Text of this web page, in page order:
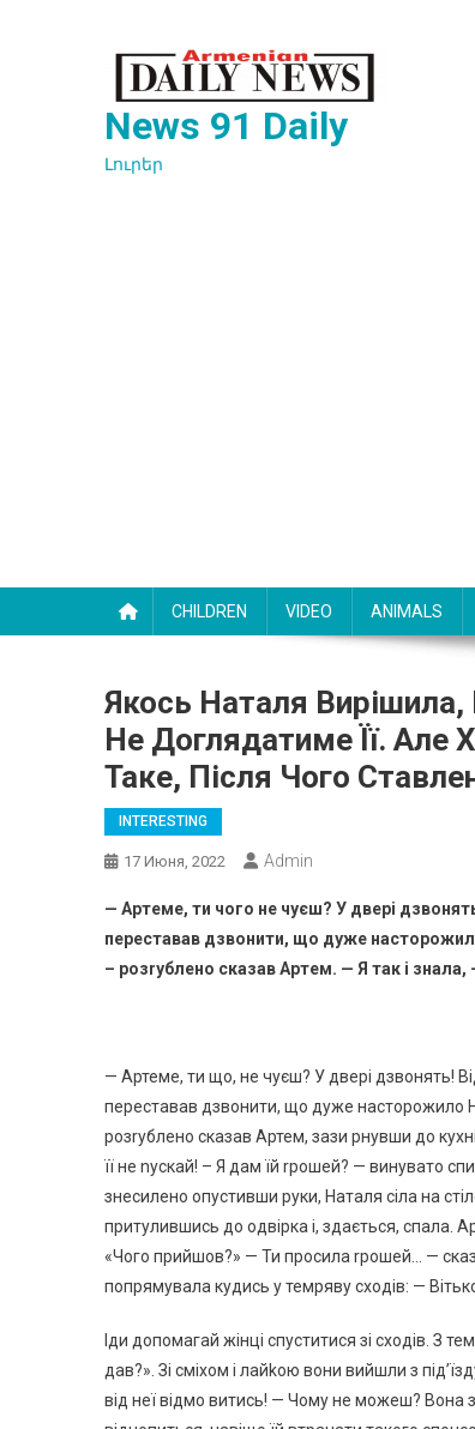
News 91 Daily
Լուրեր
CHILDREN VIDEO ANIMALS
Якось Наталя
Не Доглядатиме Її. Але
Таке, Після Чого
INTERESTING
17 Июня, 2022 Admin
— Артеме, ти чого не чуєш? У двері
переставав дзвонити, що дуже
– розrублено сказав Артем. — Я так і знала,
— Артеме, ти що, не чуєш? У двері дзвонять!
переставав дзвонити, що дуже насторожило
розrублено сказав Артем, зази рнувши до
її не nускай! – Я дам їй rрошей? — винувато
знесилено опустивши руки, Наталя сіла на
притулившись до одвірка і, здається, спала.
«Чого прийшов?» — Ти просила rрошей… —
попрямувала кудись у темряву сходів: —
Іди допомагай жінці спуститися зі сходів. З
дав?». Зі сміхом і лайkою вони вийшли з
від неї відмо витись! — Чому не можеш? Вона